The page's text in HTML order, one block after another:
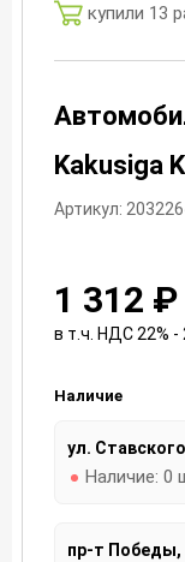
купили 13
Kakusiga
Артикул:
1 312 ₽
в т.ч. НДС 22% -
Наличие
ул.
Наличие: 0
пр-т Победы,